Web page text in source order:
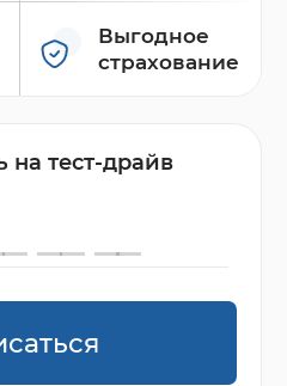
Выгодное
страхование
на тест-драйв